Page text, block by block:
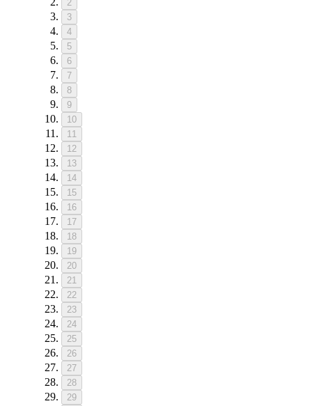
2
3
4
5
6
7
8
9
10
11
12
13
14
15
16
17
18
19
20
21
22
23
24
25
26
27
28
29